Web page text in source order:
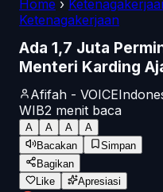
Home ›
Ketenagakerjaan
Ada 1,7 Juta
Menteri Karding
Afifah -
WIB2 menit baca
A A A
A
Bacakan
Simpan
Bagikan
Like
Apresiasi